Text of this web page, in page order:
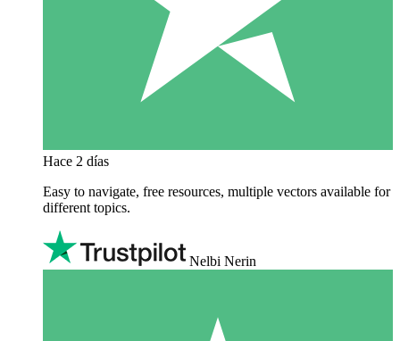
Hace 2 días
Easy to navigate, free resources, multiple vectors available for
different topics.
Nelbi Nerin